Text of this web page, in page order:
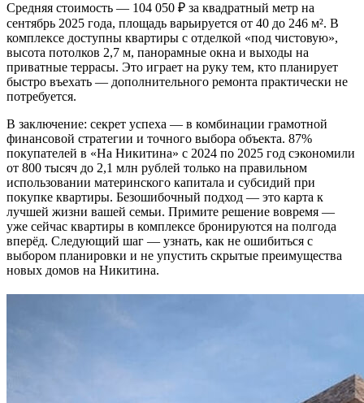
Средняя стоимость — 104 050 ₽ за квадратный метр на
сентябрь 2025 года, площадь варьируется от 40 до 246 м². В
комплексе доступны квартиры с отделкой «под чистовую»,
высота потолков 2,7 м, панорамные окна и выходы на
приватные террасы. Это играет на руку тем, кто планирует
быстро въехать — дополнительного ремонта практически не
потребуется.
В заключение: секрет успеха — в комбинации грамотной
финансовой стратегии и точного выбора объекта. 87%
покупателей в «На Никитина» с 2024 по 2025 год сэкономили
от 800 тысяч до 2,1 млн рублей только на правильном
использовании материнского капитала и субсидий при
покупке квартиры. Безошибочный подход — это карта к
лучшей жизни вашей семьи. Примите решение вовремя —
уже сейчас квартиры в комплексе бронируются на полгода
вперёд. Следующий шаг — узнать, как не ошибиться с
выбором планировки и не упустить скрытые преимущества
новых домов на Никитина.